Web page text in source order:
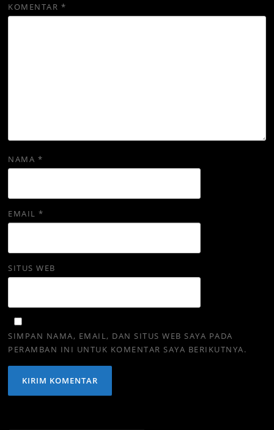
KOMENTAR *
NAMA *
EMAIL*
SITUS WEB
SIMPAN NAMA, EMAIL, DAN SITUS WEB SAYA PADA
PERAMBAN INI UNTUK KOMENTAR SAYA BERIKUTNYA.